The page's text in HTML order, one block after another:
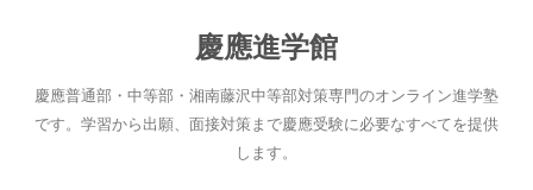
へ
ス
キ
慶應進学館
慶應普通部・中等部・湘南藤沢中等部対策専門のオンライン進学塾
です。学習から出願、面接対策まで慶應受験に必要なすべてを提供
します。